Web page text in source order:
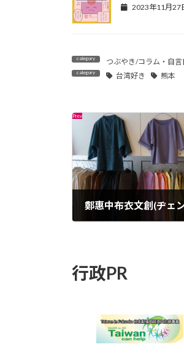
2023年11月27
つぶやき/コラム・自言
台湾好き
熊本
鄭惠中布衣文創(ヂェ
行政PR